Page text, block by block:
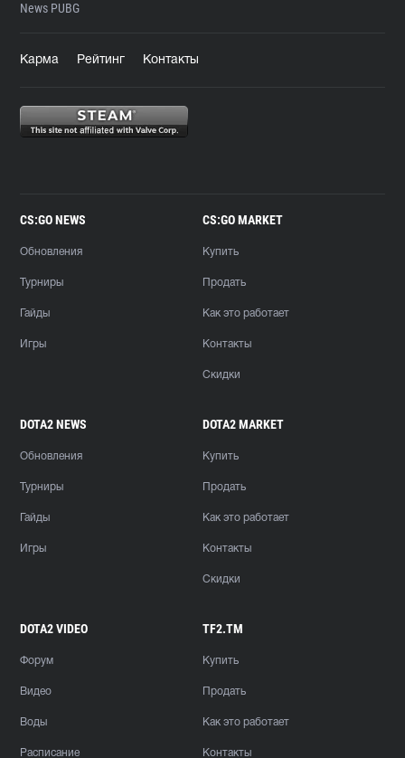
News PUBG
Карма Рейтинг Контакты
CS:GO NEWS
Обновления
Турниры
Гайды
Игры
CS:GO MARKET
Купить
Продать
Как это работает
Контакты
Скидки
DOTA2 NEWS
Обновления
Турниры
Гайды
Игры
DOTA2 MARKET
Купить
Продать
Как это работает
Контакты
Скидки
DOTA2 VIDEO
Форум
Видео
Воды
Расписание
TF2.TM
Купить
Продать
Как это работает
Контакты